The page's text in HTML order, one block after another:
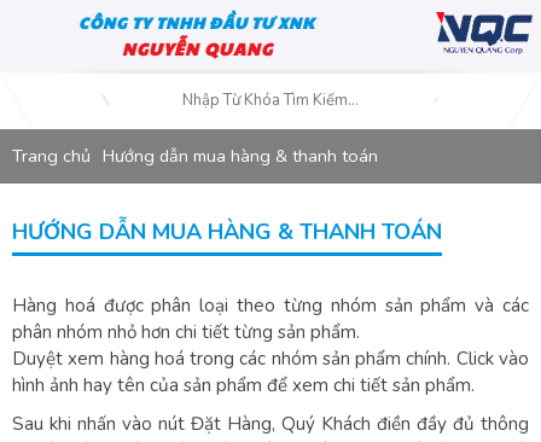
CÔNG TY TNHH ĐẦU TƯ XNK
NGUYỄN QUANG
Trang chủ Hướng dẫn mua hàng & thanh toán
HƯỚNG DẪN MUA HÀNG & THANH TOÁN
Hàng hoá được phân loại theo từng nhóm sản phẩm và các
phân nhóm nhỏ hơn chi tiết từng sản phẩm.
Duyệt xem hàng hoá trong các nhóm sản phẩm chính. Click vào
hình ảnh hay tên của sản phẩm để xem chi tiết sản phẩm.
Sau khi nhấn vào nút Đặt Hàng, Quý Khách điền đầy đủ thông